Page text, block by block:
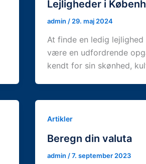
Lejligheder i
admin / 29. maj 2024
At finde en ledig lejlighed
være en udfordrende
kendt for sin skønhed,
Artikler
Beregn din valuta
admin /7. september 2023